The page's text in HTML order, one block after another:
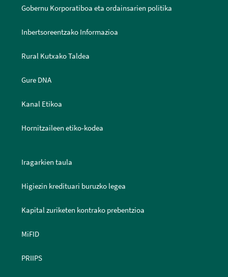
Gobernu Korporatiboa eta ordainsarien politika
Inbertsoreentzako Informazioa
Rural Kutxako Taldea
Gure DNA
Kanal Etikoa
Hornitzaileen etiko-kodea
Iragarkien taula
Higiezin kredituari buruzko legea
Kapital zuriketen kontrako prebentzioa
MiFID
PRIIPS